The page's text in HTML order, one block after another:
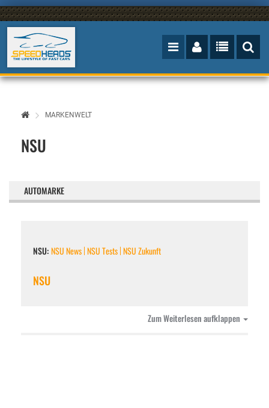
MARKENWELT
NSU
AUTOMARKE
NSU:NSU News NSU Tests NSU Zukunft
NSU
Zum Weiterlesen aufklappen